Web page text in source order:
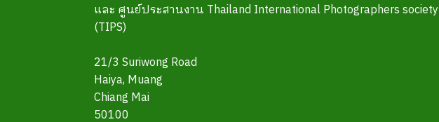
และ ศูนย์ประสานงาน Thailand International Photographers society
(TIPS)
21/3 Suriwong Road
Haiya, Muang
Chiang Mai
50100